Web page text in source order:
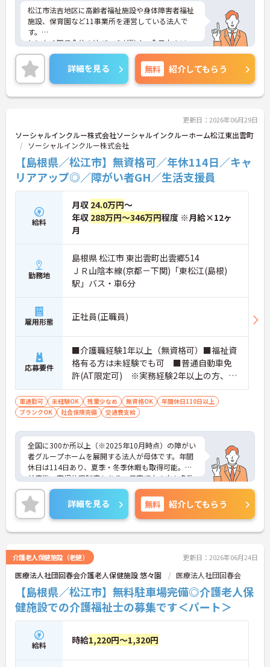
松江市法吉地区に高齢者福祉施設や身体障害者福祉
施設、保育園など11事業所を運営している法人で
す。
とにかく職員全体の結びつきが強く、全日本のソフ
トボール大会に出場したり、「いきいき祭り」とい
う大きなお祭りを開催し、そこで職員全員でソーラ
ン節を踊ったりします。
人間関係面はもちろん、年間休日120日で残業ほぼ
なしなど勤務条件で見ても長く働ける環境が整って
ご興味がある方は是非一度マイナビまでお問い合わ
せください。さらに詳細などお伝えします！
詳細を見る 無料 紹介してもらう
更新日：2026年06月29日
ソーシャルインクルー株式会社ソーシャルインクルーホーム松江東出雲町
ソーシャルインクルー株式会社
【島根県／松江市】無資格可／年休114日／キャ
リアアップ◎／障がい者GH／生活支援員
給料
月収 24.0万円～
年収 288万円～346万円程度 ※月給×12ヶ
月
勤務地
島根県 松江市 東出雲町出雲郷514
ＪＲ山陰本線(京都－下関)「東松江(島根)
駅」バス・車6分
雇用形態 正社員(正職員)
応募要件
■介護職経験1年以上（無資格可）■福祉資
格有る方は未経験でも可 ■普通自動車免
許(AT限定可) ※実務経験2年以上の方、障
がい者福祉に関する経験をお持ちの方大歓
迎
車通勤可 未経験OK 残業少なめ 無資格OK
年間休日110日以上
ブランクOK
社会保険完備 交通費支給
全国に300か所以上（※2025年10月時点）の障がい
者グループホームを展開する法人が母体です。年間
休日は114日あり、夏季・冬季休暇も取得可能。産
前産後・育児休暇制度もあり、子育て中の方も多数
活躍中で、ワークライフバランスを大切にしながら
働ける環境が整っています。研修制度や外部勉強会
の受講支援もあり、スキルアップもしっかりサポー
ト。将来的には管理者やエリアマネージャーへのキ
ャリアアップも目指せます。20代から60代まで幅広
の職場です。介護経験を活かしたい方、福祉の資格
をお持ちの方、安定した法人でキャリアを築きたい
方におすすめです。
★おすすめPOINT★
・生活支援員からスタートし、サービス管理責任者
やエリアマネージャーへと続く明確なステップアッ
プの道筋が用意されています。急成長中の企業であ
るためポストも豊富にあり、専門性を高めながらマ
ネジメント職への挑戦も視野に入れていただけま
詳細を見る 無料 紹介してもらう
介護老人保健施設（老健） 更新日：2026年06月24日
医療法人社団回春会介護老人保健施設 悠々園 医療法人社団回春会
【島根県／松江市】無料駐車場完備◎介護老人保
健施設での介護福祉士の募集です＜パート＞
給料 時給1,220円～1,320円